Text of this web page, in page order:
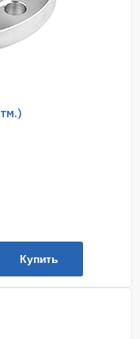
Купить